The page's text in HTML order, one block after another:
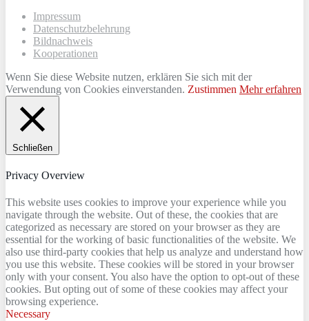
Impressum
Datenschutzbelehrung
Bildnachweis
Kooperationen
Wenn Sie diese Website nutzen, erklären Sie sich mit der
Verwendung von Cookies einverstanden. Zustimmen Mehr erfahren
Schließen
Privacy Overview
This website uses cookies to improve your experience while you
navigate through the website. Out of these, the cookies that are
categorized as necessary are stored on your browser as they are
essential for the working of basic functionalities of the website. We
also use third-party cookies that help us analyze and understand how
you use this website. These cookies will be stored in your browser
only with your consent. You also have the option to opt-out of these
cookies. But opting out of some of these cookies may affect your
browsing experience.
Necessary